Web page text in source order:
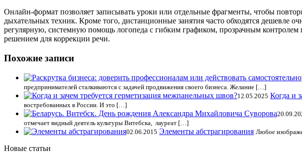
Онлайн-формат позволяет записывать уроки или отдельные фрагменты, чтобы
дыхательных техник. Кроме того, дистанционные занятия часто обходятся дешевле
регулярную, системную помощь логопеда с гибким графиком, прозрачным
решением для коррекции речи.
Похожие записи
предпринимателей сталкиваются с задачей продвижения своего бизнеса. Желание […]
12.05.2025 Когда и
востребованных в России. И это […]
отмечает видный деятель культуры Витебска, лауреат […]
02.06.2015 Элементы абстрагирования Любое
Новые статьи